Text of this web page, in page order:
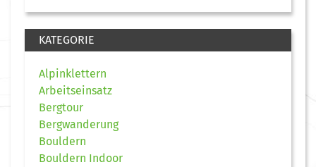
KATEGORIE
Alpinklettern
Arbeitseinsatz
Bergtour
Bergwanderung
Bouldern
Bouldern Indoor